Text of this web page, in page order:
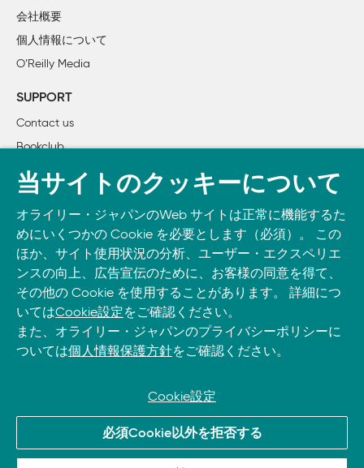
    項目17：失敗による結果をさらに際立たせる
    項目19：デバッグタスクを自動化する
    項目20：デバッグの前後で大掃除をする
3章　汎用ツールと技法
項目22：デバッグデータをUnixコマンドラインツールで
項目23：コマンドラインツールのオプションとイディオ
    項目24：デバッグデータをエディタで調べる
    項目25：作業環境を最適化する
項目26：バグの原因と経緯とをバージョン管理システム
項目27：独立なプロセスからなるシステムの監視ツール
4章　デバッガ技法
項目28：シンボリックデバッグ用にコンパイルしたコー
    項目29：コードをステップ実行する
    項目30：コードとデータのブレークポイントを活用する
    項目32：ルーチン間の呼び出しに沿って探索する
    項目33：変数と式の値を調べてエラーを見つける
項目34：実行プロセスにどのようにデバッガをアタッチ
    項目35：コアダンプの扱い方を知っておく
会社概要
個人情報について
O’Reilly Media
SUPPORT
Contact us
Bookclub
書籍注文
Take O’Reilly with you and learn anywhere, anytime on your
phone
and tablet.
© 2026, O’Reilly Japan, Inc. oreilly.co.jpに掲載されているすべて
のトレードマークおよび登録商標は、それぞれの所有者に帰属し
当サイトのクッキーについて
オライリー・ジャパンのWeb サイトは正常に機能するた
めにいくつかの Cookie を必要とします（必須）。 この
ほか、サイト使用状況の分析、ユーザー・エクスペリエ
ンスの向上、広告宣伝のために、お客様の同意を得て、
その他の Cookie を使用することがあります。 詳細につ
いてはCookie設定をご確認ください。
また、オライリー・ジャパンのプライバシーポリシーに
ついては個人情報保護方針をご確認ください。
Cookie設定
必須Cookie以外を拒否する